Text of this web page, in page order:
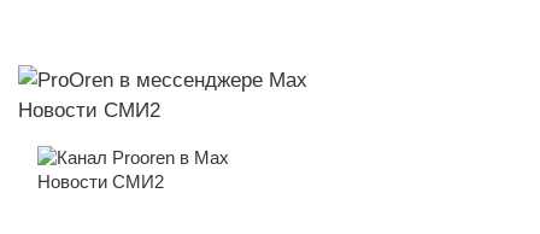
Новости СМИ2
Новости СМИ2